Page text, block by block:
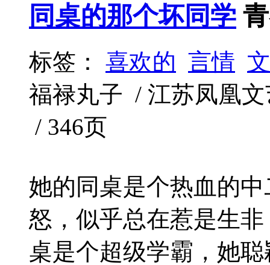
同桌的那个坏同学
标签： 喜欢的 言情
福禄丸子 / 江苏凤凰
/ 346页
她的同桌是个热血的
怒，似乎总在惹是生
桌是个超级学霸，她